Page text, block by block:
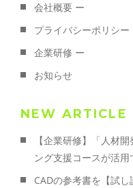
会社概要 ー
プライバシーポリシー
企業研修 ー
お知らせ
NEW ARTICLE
【企業研修】「人材
ング支援コースが活用
CADの参考書を【試